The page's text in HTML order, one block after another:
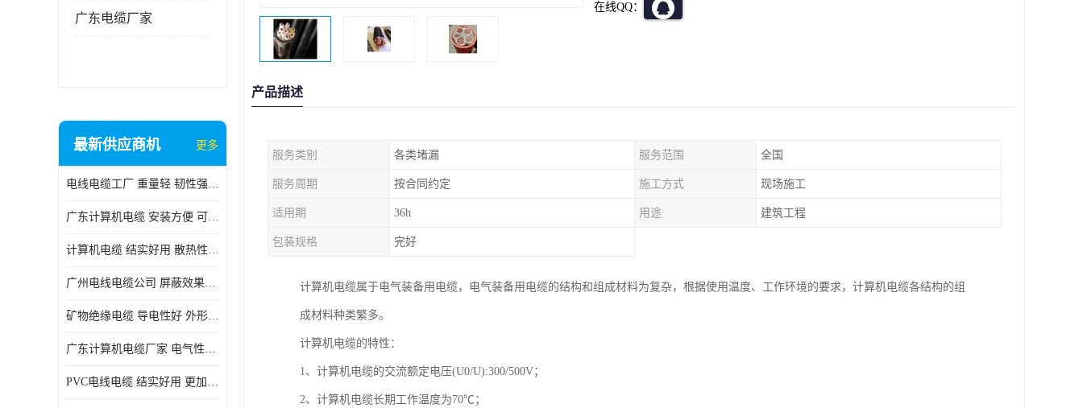
广东电缆厂家
最新供应商机 更多
电线电缆工厂 重量轻 韧性强 体积小 连接简单
广东计算机电缆 安装方便 可随意弯曲折叠
计算机电缆 结实好用 散热性良好
广州电线电缆公司 屏蔽效果良好 拆卸安装方便
矿物绝缘电缆 导电性好 外形美观大方
广东计算机电缆厂家 电气性能稳定 外形美观大方
PVC电线电缆 结实好用 更加省时省力
在线QQ：
产品描述
服务类别 各类堵漏 服务范围 全国
服务周期 按合同约定 施工方式 现场施工
适用期 36h 用途 建筑工程
包装规格 完好
计算机电缆属于电气装备用电缆，电气装备用电缆的结构和组成材料为复杂，根据使用温度、工作环境的要求，计算机电缆各结构的组
成材料种类繁多。
计算机电缆的特性：
1、计算机电缆的交流额定电压(U0/U):300/500V；
2、计算机电缆长期工作温度为70℃；